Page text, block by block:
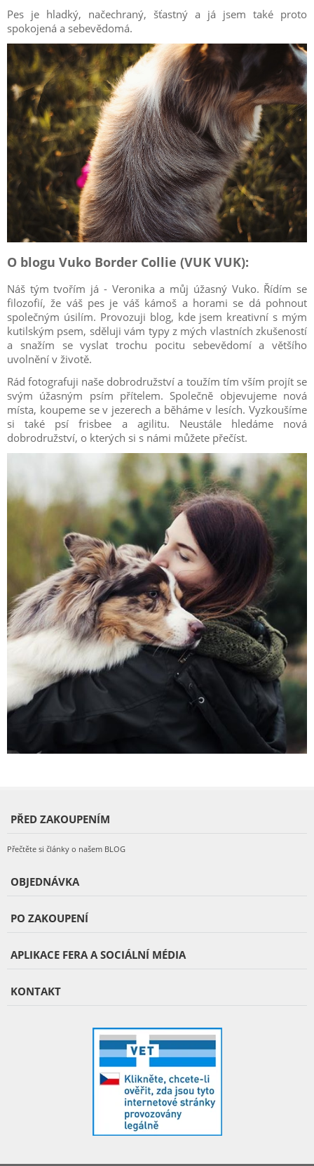
Pes je hladký, načechraný, šťastný a já jsem také proto
spokojená a sebevědomá.
O blogu Vuko Border Collie (VUK VUK):
Náš tým tvořím já - Veronika a můj úžasný Vuko. Řídím se
filozofií, že váš pes je váš kámoš a horami se dá pohnout
společným úsilím. Provozuji blog, kde jsem kreativní s mým
kutilským psem, sděluji vám typy z mých vlastních zkušeností
a snažím se vyslat trochu pocitu sebevědomí a většího
uvolnění v životě.
Rád fotografuji naše dobrodružství a toužím tím vším projít se
svým úžasným psím přítelem. Společně objevujeme nová
místa, koupeme se v jezerech a běháme v lesích. Vyzkoušíme
si také psí frisbee a agilitu. Neustále hledáme nová
dobrodružství, o kterých si s námi můžete přečíst.
PŘED ZAKOUPENÍM
Přečtěte si články o našem BLOG
OBJEDNÁVKA
PO ZAKOUPENÍ
APLIKACE FERA A SOCIÁLNÍ MÉDIA
KONTAKT